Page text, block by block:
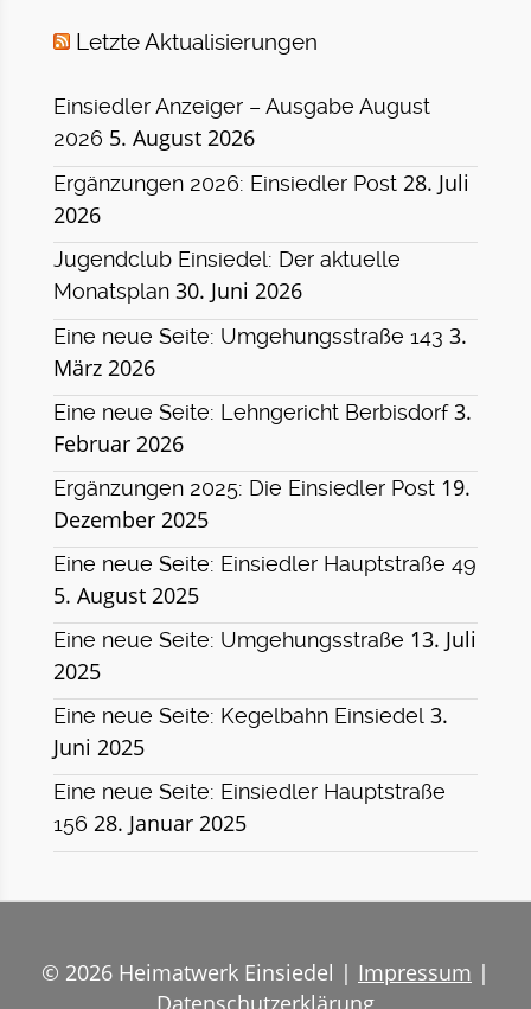
Letzte Aktualisierungen
Einsiedler Anzeiger – Ausgabe August
2026 5. August 2026
Ergänzungen 2026: Einsiedler Post 28. Juli
2026
Jugendclub Einsiedel: Der aktuelle
Monatsplan 30. Juni 2026
Eine neue Seite: Umgehungsstraße 143 3.
März 2026
Eine neue Seite: Lehngericht Berbisdorf 3.
Februar 2026
Ergänzungen 2025: Die Einsiedler Post 19.
Dezember 2025
Eine neue Seite: Einsiedler Hauptstraße 49
5. August 2025
Eine neue Seite: Umgehungsstraße 13. Juli
2025
Eine neue Seite: Kegelbahn Einsiedel 3.
Juni 2025
Eine neue Seite: Einsiedler Hauptstraße
156 28. Januar 2025
© 2026 Heimatwerk Einsiedel | Impressum |